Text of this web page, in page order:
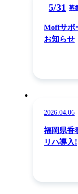
5/31 募
Moffサポ
お知らせ
2026.04.06
福岡県香
リハ導入!